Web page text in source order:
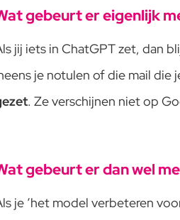
gebeurt er eigenlijk
jij iets in ChatGPT zet, dan
je notulen of die mail die
. Ze verschijnen niet op
gebeurt er dan wel
je ‘het model verbeteren